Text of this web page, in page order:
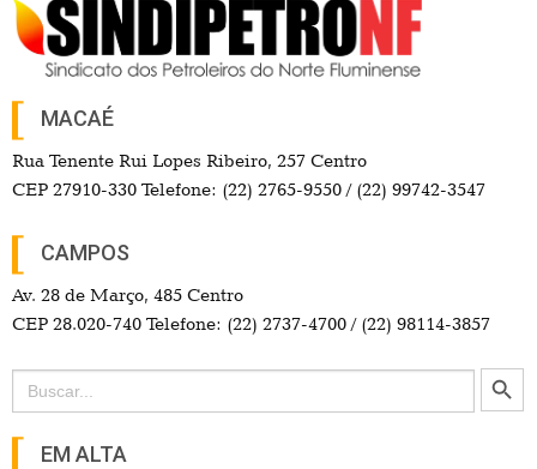
MACAÉ
Rua Tenente Rui Lopes Ribeiro, 257 Centro
CEP 27910-330 Telefone: (22) 2765-9550 / (22) 99742-3547
CAMPOS
Av. 28 de Março, 485 Centro
CEP 28.020-740 Telefone: (22) 2737-4700 / (22) 98114-3857
Search
for:
Search Button
EM ALTA